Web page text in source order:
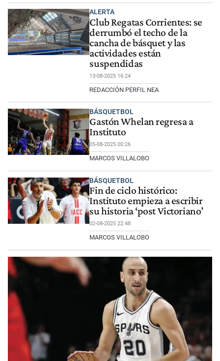
ALERTA
Club Regatas Corrientes: se
derrumbó el techo de la
cancha de básquet y las
actividades están
suspendidas
13-08-2025 16:24
REDACCIÓN PERFIL NEA
BÁSQUETBOL
Gastón Whelan regresa a
Instituto
05-08-2025 00:26
MARCOS VILLALOBO
BÁSQUETBOL
Fin de ciclo histórico:
Instituto empieza a escribir
su historia ‘post Victoriano’
02-08-2025 22:48
MARCOS VILLALOBO